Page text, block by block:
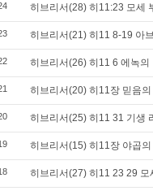
히브리서(28) 히11:23 모세
히브리서(21) 히11 8-19 아
히브리서(26) 히11 6 에녹의
히브리서(20) 히11장 믿음의
히브리서(25) 히11 31 기생
히브리서(15) 히11장 야곱
히브리서(27) 히11 23 29